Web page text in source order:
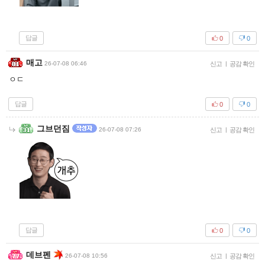
답글 0
0
매고 26-07-08 06:46 신고 | 공감 확인
ㅇㄷ
답글 0
0
그브던짐 26-07-08 07:26 신고 | 공감 확인
답글 0
0
데브펜 26-07-08 10:56 신고 | 공감 확인